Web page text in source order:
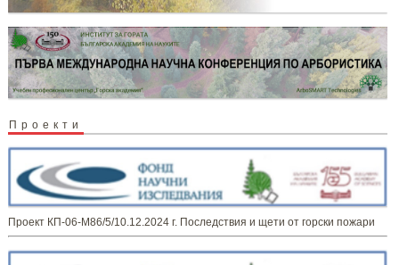
Проекти
Проект КП-06-М86/5/10.12.2024 г. Последствия и щети от горски пожари